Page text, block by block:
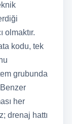
olmaktır.
kodu, tek
grubunda
her
drenaj hattı